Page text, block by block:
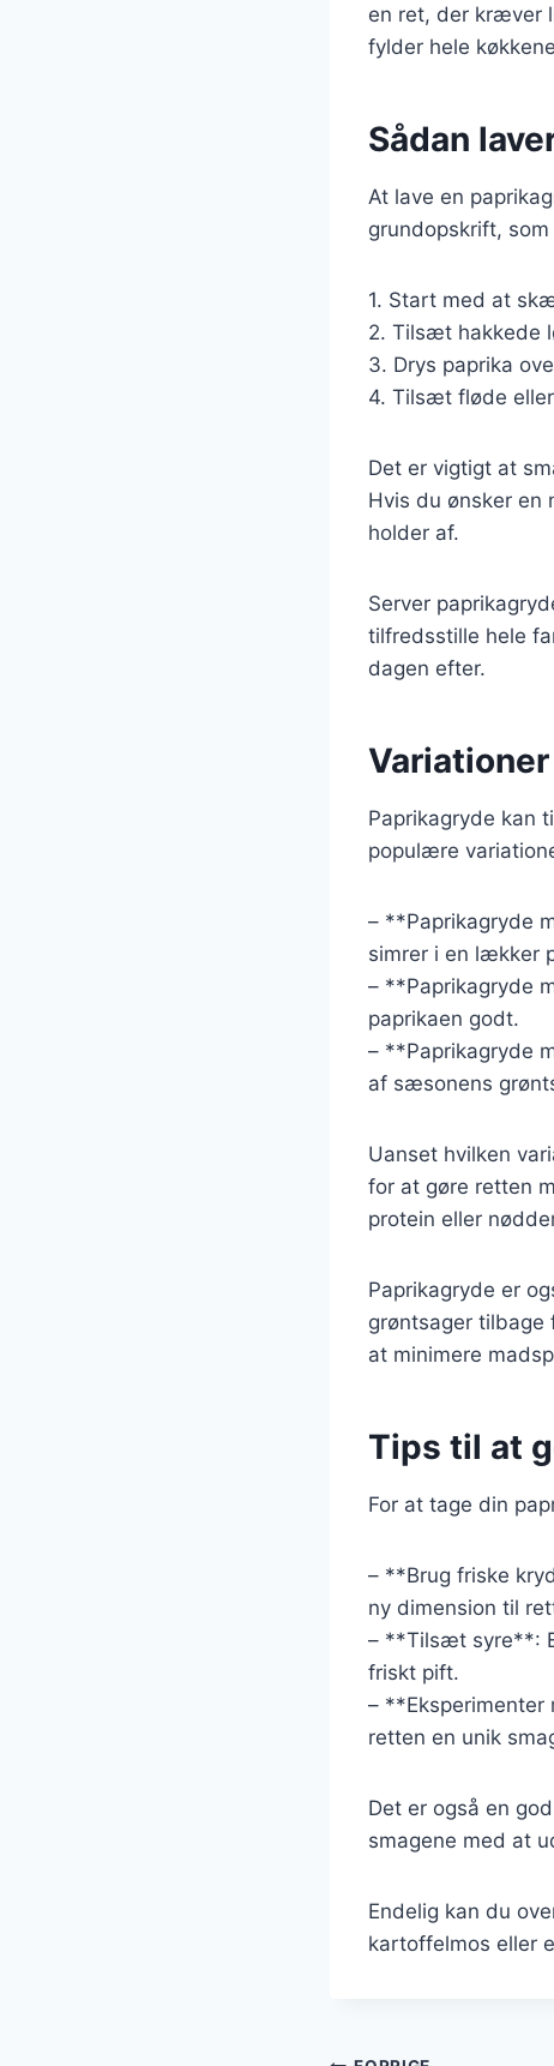
en ret, der kræver
fylder hele
Sådan
At lave en
grundopskrift,
1. Start med at
2. Tilsæt hakkede
3. Drys paprika
4. Tilsæt fløde
Det er vigtigt at
Hvis du ønsker en
holder af.
Server
tilfredsstille hele
dagen efter.
Paprikagryde kan
populære
– **Paprikagryde
simrer i en lækker
– **Paprikagryde
paprikaen godt.
– **Paprikagryde
af sæsonens
Uanset hvilken
for at gøre retten
protein eller
Paprikagryde er
grøntsager tilbage
at minimere
Tips til at
For at tage din
– **Brug friske
ny dimension til
– **Tilsæt syre**:
friskt pift.
–
retten en unik
Det er også en
smagene med at
Endelig kan du
kartoffelmos eller